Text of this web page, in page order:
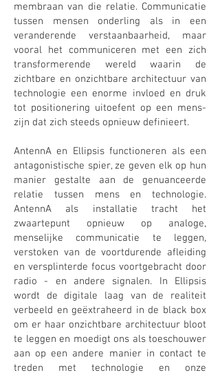
membraan van die relatie. Communicatie
tussen mensen onderling als in een
veranderende verstaanbaarheid, maar
vooral het communiceren met een zich
transformerende wereld waarin de
zichtbare en onzichtbare architectuur van
technologie een enorme invloed en druk
tot positionering uitoefent op een mens-
zijn dat zich steeds opnieuw definieert.
AntennA en Ellipsis functioneren als een
antagonistische spier, ze geven elk op hun
manier gestalte aan de genuanceerde
relatie tussen mens en technologie.
AntennA als installatie tracht het
zwaartepunt opnieuw op analoge,
menselijke communicatie te leggen,
verstoken van de voortdurende afleiding
en versplinterde focus voortgebracht door
radio - en andere signalen. In Ellipsis
wordt de digitale laag van de realiteit
verbeeld en geëxtraheerd in de black box
om er haar onzichtbare architectuur bloot
te leggen en moedigt ons als toeschouwer
aan op een andere manier in contact te
treden met technologie en onze